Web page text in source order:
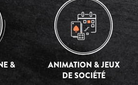
&
ANIMATION & JEUX
DE SOCIÉTÉ